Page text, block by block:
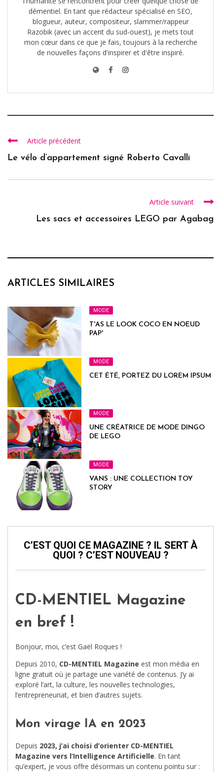
démentiel. En tant que rédacteur spécialisé en SEO,
blogueur, auteur, compositeur, slammer/rappeur
Razobik (avec un accent du sud-ouest), je mets tout
mon cœur dans ce que je fais, toujours à la recherche
de nouvelles façons d'inspirer et d'être inspiré.
Article précédent
Le vélo d’appartement signé Roberto Cavalli
Article suivant
Les sacs et accessoires LEGO par Agabag
ARTICLES SIMILAIRES
MODE
T'AS LE LOOK COCO EN NOEUD
PAP'
MODE
CET ÉTÉ, PORTEZ DU LOREM IPSUM
MODE
UNE CRÉATRICE DE MODE DINGO
DE LEGO
MODE
VANS : UNE COLLECTION TOY
STORY
C’EST QUOI CE MAGAZINE ? IL SERT À
QUOI ? C’EST NOUVEAU ?
CD-MENTIEL Magazine
en bref !
Bonjour, moi, c’est Gaël Roques !
Depuis 2010, CD-MENTIEL Magazine est mon média en
ligne gratuit où je partage une variété de contenus. J’y ai
exploré l’art, la culture, les nouvelles technologies,
l’entrepreneuriat, et bien d’autres sujets.
Mon virage IA en 2023
Depuis 2023, j’ai choisi d’orienter CD-MENTIEL
Magazine vers l’Intelligence Artificielle. En tant
qu’expert, je vous offre désormais un contenu pointu sur :